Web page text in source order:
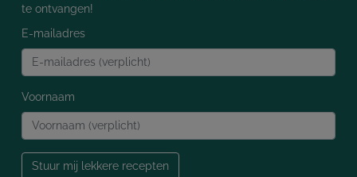
te ontvangen!
E-mailadres
Voornaam
Stuur mij lekkere recepten